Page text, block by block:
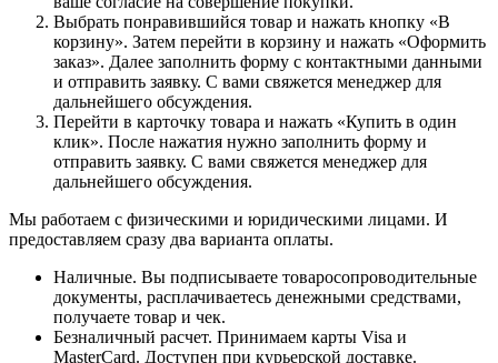
Выбрать понравившийся товар и нажать кнопку «В
корзину». Затем перейти в корзину и нажать «Оформить
заказ». Далее заполнить форму с контактными данными
и отправить заявку. С вами свяжется менеджер для
дальнейшего обсуждения.
Перейти в карточку товара и нажать «Купить в один
клик». После нажатия нужно заполнить форму и
отправить заявку. С вами свяжется менеджер для
дальнейшего обсуждения.
Мы работаем с физическими и юридическими лицами. И
предоставляем сразу два варианта оплаты.
Наличные. Вы подписываете товаросопроводительные
документы, расплачиваетесь денежными средствами,
получаете товар и чек.
Безналичный расчет. Принимаем карты Visa и
MasterCard. Доступен при курьерской доставке.